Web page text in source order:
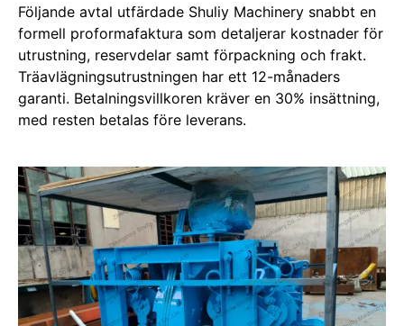
Följande avtal utfärdade Shuliy Machinery snabbt en
formell proformafaktura som detaljerar kostnader för
utrustning, reservdelar samt förpackning och frakt.
Träavlägningsutrustningen har ett 12-månaders
garanti. Betalningsvillkoren kräver en 30% insättning,
med resten betalas före leverans.